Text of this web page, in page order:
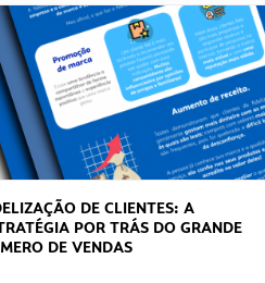
DE CLIENTES: A
POR TRÁS DO GRANDE
DE VENDAS